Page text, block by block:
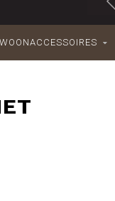
WOONACCESSOIRES